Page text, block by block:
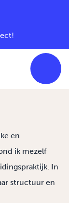
en
ik mezelf
In
structuur en